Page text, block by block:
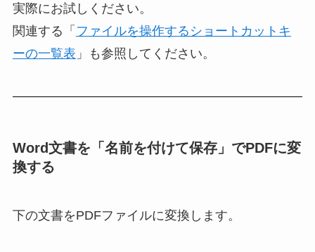
実際にお試しください。
関連する「 ファイルを操作するショートカットキ
ーの一覧表 」も参照してください。
Word文書を「名前を付けて保存」でPDFに変
換する
下の文書をPDFファイルに変換します。